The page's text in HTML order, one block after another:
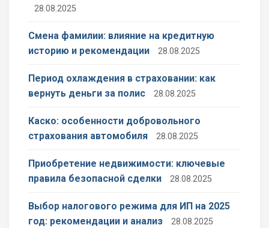
28.08.2025
Смена фамилии: влияние на кредитную
историю и рекомендации
28.08.2025
Период охлаждения в страховании: как
вернуть деньги за полис
28.08.2025
Каско: особенности добровольного
страхования автомобиля
28.08.2025
Приобретение недвижимости: ключевые
правила безопасной сделки
28.08.2025
Выбор налогового режима для ИП на 2025
год: рекомендации и анализ
28.08.2025